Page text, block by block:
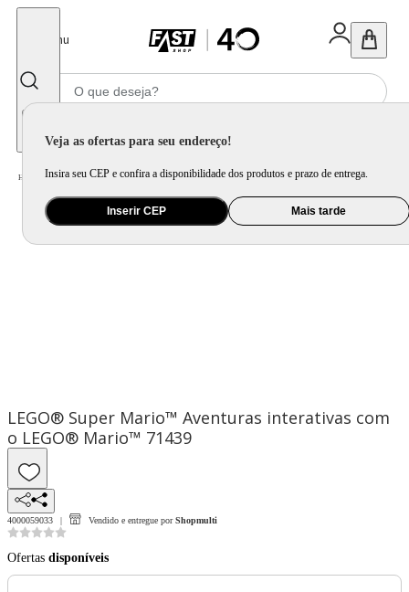
Menu
Veja as ofertas para seu endereço!
Insira seu CEP e confira a disponibilidade dos produtos e prazo de entrega.
Inserir CEP Mais tarde
Home Brinquedo e Colecionável / Para Colecionar
LEGO® Super Mario™ Aventuras interativas com
o LEGO® Mario™ 71439
4000059033 Vendido e entregue por Shopmulti
Ofertas disponíveis